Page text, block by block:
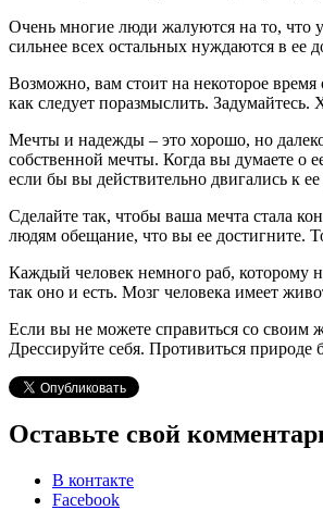
Очень многие люди жалуются на то, что
сильнее всех остальных нуждаются в ее
Возможно, вам стоит на некоторое
как следует поразмыслить.
Мечты и надежды – это хорошо, но
собственной мечты. Когда вы думаете о
если бы вы действительно двигались к
Сделайте так, чтобы ваша мечта стала
людям обещание, что вы ее достигните.
Каждый человек немного раб, которому
так оно и есть. Мозг человека имеет
Если вы не можете справиться со своим
Дрессируйте себя. Противиться природе
Оставьте свой
В контакте
Facebook